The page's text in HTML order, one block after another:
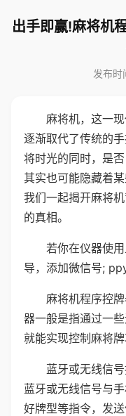
出手即赢!麻将机
发布
麻将机，这一
逐渐取代了传统的
将时光的同时，是
其实也可能隐藏着
我们一起揭开麻将
的真相。
若你在仪器使
导，添加微信号;
麻将机程序控
器一般是指通过一
就能实现控制麻将牌
蓝牙或无线信
蓝牙或无线信号与
好牌型等指令，发